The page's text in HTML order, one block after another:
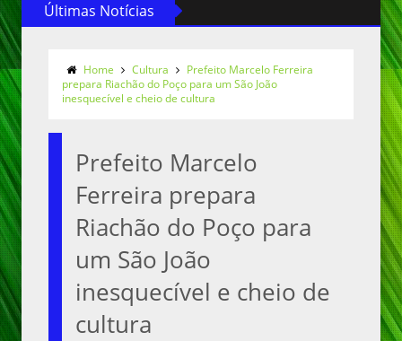
Últimas Notícias
Home Cultura
Prefeito Marcelo Ferreira
prepara Riachão do Poço para um São João
inesquecível e cheio de cultura
Prefeito Marcelo
Ferreira prepara
Riachão do Poço para
um São João
inesquecível e cheio de
cultura